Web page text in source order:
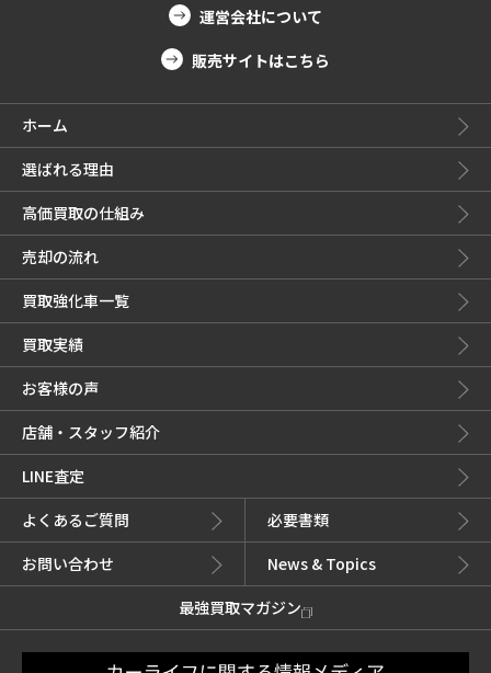
運営会社について
販売サイトはこちら
ホーム
選ばれる理由
高価買取の仕組み
売却の流れ
買取強化車一覧
買取実績
お客様の声
店舗・スタッフ紹介
LINE査定
よくあるご質問
必要書類
お問い合わせ
News & Topics
最強買取マガジン